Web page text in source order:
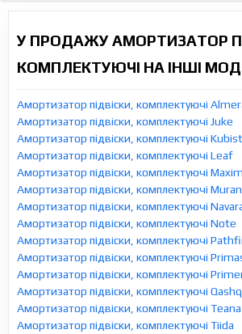
У ПРОДАЖУ АМОРТИЗАТОР
КОМПЛЕКТУЮЧІ НА ІНШІ
Амортизатор підвіски, комплектуючі
Амортизатор підвіски, комплектуючі Juke
Амортизатор підвіски, комплектуючі
Амортизатор підвіски, комплектуючі Leaf
Амортизатор підвіски, комплектуючі
Амортизатор підвіски, комплектуючі
Амортизатор підвіски, комплектуючі
Амортизатор підвіски, комплектуючі Note
Амортизатор підвіски, комплектуючі
Амортизатор підвіски, комплектуючі
Амортизатор підвіски, комплектуючі
Амортизатор підвіски, комплектуючі
Амортизатор підвіски, комплектуючі Teana
Амортизатор підвіски, комплектуючі Tiida